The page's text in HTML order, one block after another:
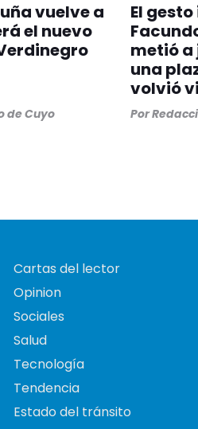
vuelve a
el nuevo
de Cuyo
El
metió a
una
volvió
Por
Cartas del lector
Opinion
Sociales
Salud
Tecnología
Tendencia
Estado del tránsito